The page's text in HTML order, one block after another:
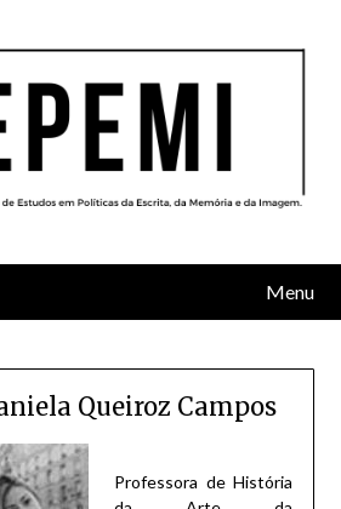
Menu
Queiroz Campos
Professora de História